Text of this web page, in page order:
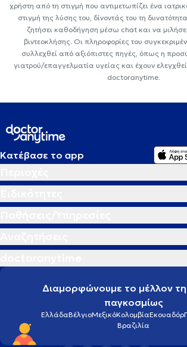
χρήστη από τη στιγμή που αντιμετωπίζει ένα
στιγμή της λύσης του, δίνοντάς του τη
ζητήσει καθοδήγηση μέσω chat και να
βιντεοκλήσης. Οι πληροφορίες του
συλλεχθεί από αξιόπιστες πηγές, όπως η
γιατρού/επαγγελματία υγείας και έχουν
doctoranytime.
Κατέβασε το app
Διαμορφώνουμε το μέλλον
παγκοσμίως
ΕλλάδαΒέλγιοΜεξικόΚολομβίαΕκουαδόρ
Βραζιλία